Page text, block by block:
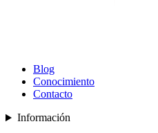
Blog
Conocimiento
Contacto
Información